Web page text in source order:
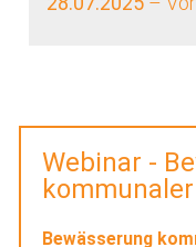
Webinar -
Bewässerung